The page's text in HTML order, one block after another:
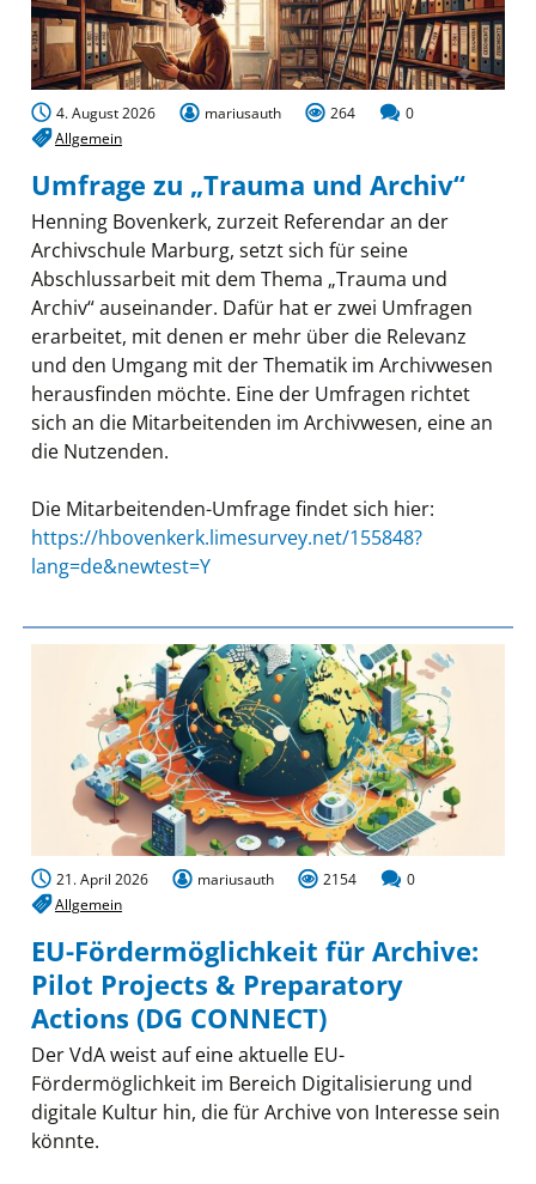
4. August 2026 mariusauth 264
0
Allgemein
Umfrage zu „Trauma und Archiv“
Henning Bovenkerk, zurzeit Referendar an der
Archivschule Marburg, setzt sich für seine
Abschlussarbeit mit dem Thema „Trauma und
Archiv“ auseinander. Dafür hat er zwei Umfragen
erarbeitet, mit denen er mehr über die Relevanz
und den Umgang mit der Thematik im Archivwesen
herausfinden möchte. Eine der Umfragen richtet
sich an die Mitarbeitenden im Archivwesen, eine an
die Nutzenden.
Die Mitarbeitenden-Umfrage findet sich hier:
https://hbovenkerk.limesurvey.net/155848?
lang=de&newtest=Y
21. April 2026 mariusauth 2154
0
Allgemein
EU-Fördermöglichkeit für Archive:
Pilot Projects & Preparatory
Actions (DG CONNECT)
Der VdA weist auf eine aktuelle EU-
Fördermöglichkeit im Bereich Digitalisierung und
digitale Kultur hin, die für Archive von Interesse sein
könnte.